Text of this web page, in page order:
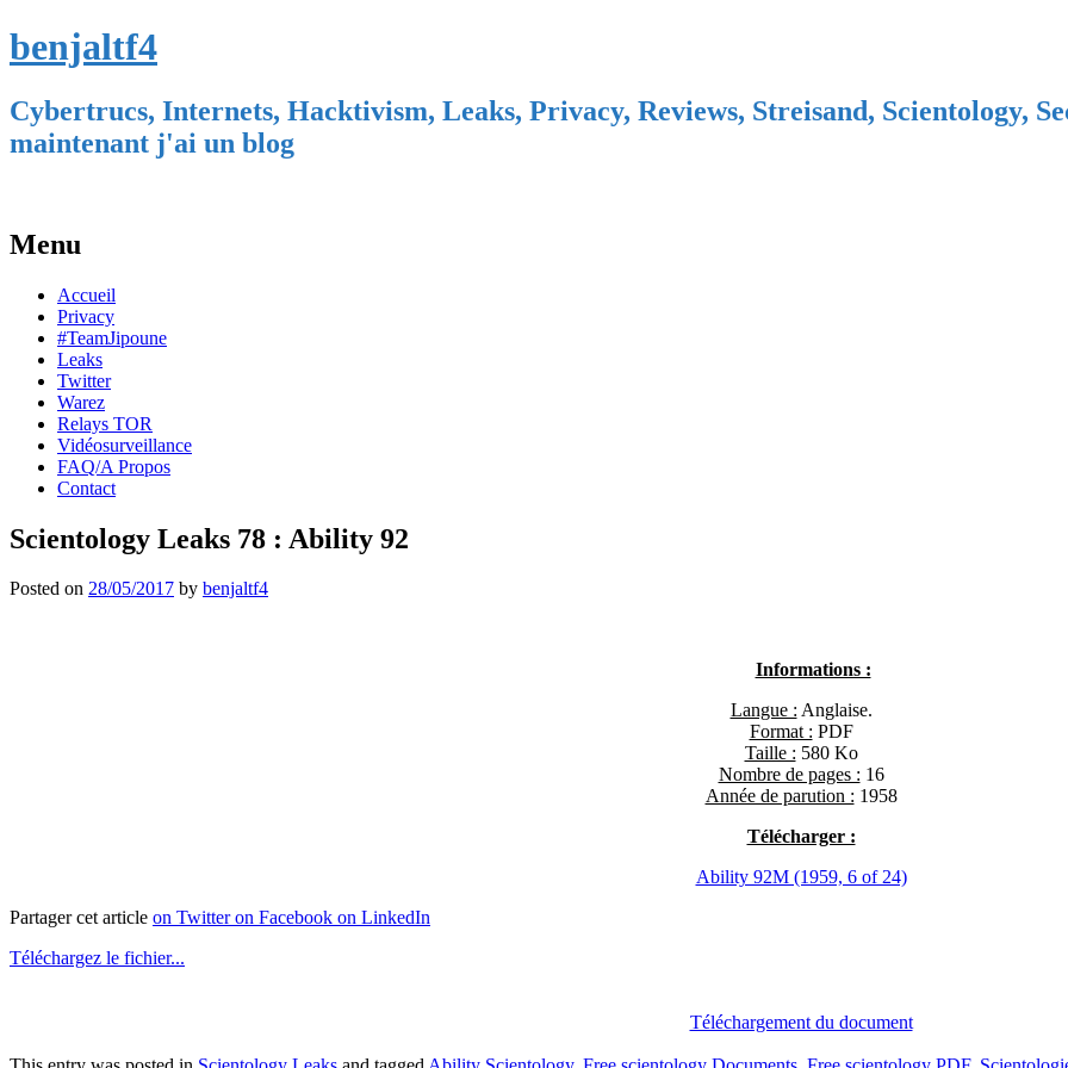
benjaltf4
Cybertrucs, Internets, Hacktivism, Leaks, Privacy, Reviews, Streisand, Scientology,
maintenant j'ai un blog
Menu
Skip
content
Accueil
Privacy
#TeamJipoune
Leaks
Twitter
Warez
Relays TOR
Vidéosurveillance
FAQ/A Propos
Contact
Scientology Leaks 78 : Ability 92
Posted on 28/05/2017 by benjaltf4
Informations :
Langue : Anglaise.
Format : PDF
Taille : 580 Ko
Nombre de pages : 16
Année de parution : 1958
Télécharger :
Ability 92M (1959, 6 of 24)
Partager cet article on Twitter on Facebook on LinkedIn
Téléchargez le fichier...
Téléchargement du document